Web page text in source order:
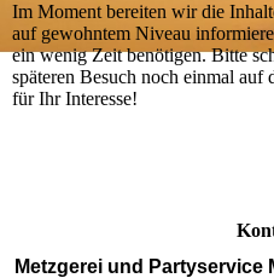
Im Moment bereiten wir die
auf gewohntem Niveau
ein wenig Zeit benötigen. Bitte
späteren Besuch noch einmal
für Ihr Interesse!
Metzgerei und Partyservice